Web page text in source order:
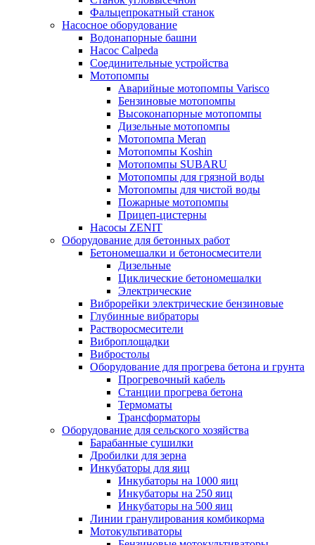
Фальцепрокатный станок
Насосное оборудование
Водонапорные башни
Насос Calpeda
Соединительные устройства
Мотопомпы
Аварийные мотопомпы Varisco
Бензиновые мотопомпы
Высоконапорные мотопомпы
Дизельные мотопомпы
Мотопомпа Meran
Мотопомпы Koshin
Мотопомпы SUBARU
Мотопомпы для грязной воды
Мотопомпы для чистой воды
Пожарные мотопомпы
Прицеп-цистерны
Насосы ZENIT
Оборудование для бетонных работ
Бетономешалки и бетоносмесители
Дизельные
Циклические бетономешалки
Электрические
Виброрейки электрические бензиновые
Глубинные вибраторы
Растворосмесители
Виброплощадки
Вибростолы
Оборудование для прогрева бетона и грунта
Прогревочный кабель
Станции прогрева бетона
Термоматы
Трансформаторы
Оборудование для сельского хозяйства
Барабанные сушилки
Дробилки для зерна
Инкубаторы для яиц
Инкубаторы на 1000 яиц
Инкубаторы на 250 яиц
Инкубаторы на 500 яиц
Линии гранулирования комбикорма
Мотокультиваторы